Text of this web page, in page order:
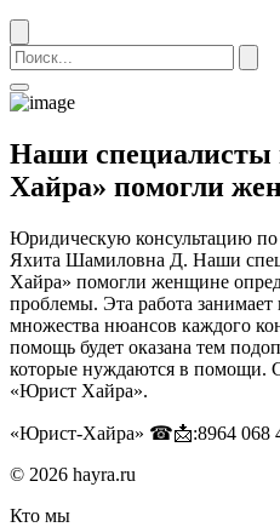
Наши специалисты
Хайра» помогли
Юридическую консультацию
Яхита Шамиловна Д. Наши
Хайра» помогли женщине
проблемы. Эта работа занимает
множества нюансов каждого
помощь будет оказана тем
которые нуждаются в помощи.
«Юрист Хайра».
«Юрист-Хайра» ☎📩:8964 068
© 2026 hayra.ru
Кто мы